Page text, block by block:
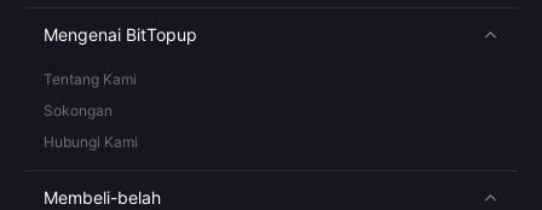
Mengenai BitTopup
Tentang Kami
Sokongan
Hubungi Kami
Membeli-belah